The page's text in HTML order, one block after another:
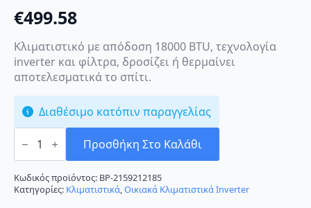
€499.58
Κλιματιστικό με απόδοση 18000 BTU, τεχνολογία
inverter και φίλτρα, δροσίζει ή θερμαίνει
αποτελεσματικά το σπίτι.
Διαθέσιμο κατόπιν παραγγελίας
Finlux
18NIX85DEUS
Inverter
18000
BTU
A+++/A+++
Προσθήκη Στο Καλάθι
Κωδικός προϊόντος: BP-2159212185
Κατηγορίες: Κλιματιστικά,Οικιακά Κλιματιστικά Inverter